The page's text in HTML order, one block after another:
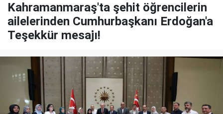
Kahramanmaraş'ta şehit öğrencilerin
ailelerinden Cumhurbaşkanı Erdoğan'a
Teşekkür mesajı!